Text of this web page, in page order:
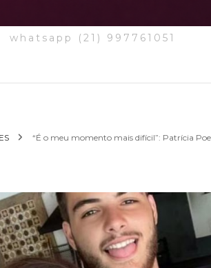
whatsapp (21) 997761051
“É o meu momento mais difícil”: Patrícia